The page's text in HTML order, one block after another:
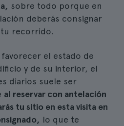
sobre todo porque en
deberás consignar
recorrido.
el estado de
y de su interior, el
diarios suele ser
al reservar con antelación
tu sitio en esta visita en
lo que te